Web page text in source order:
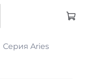
Серия Aries